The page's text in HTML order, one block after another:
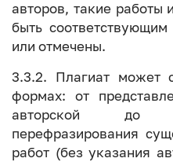
авторов, такие
быть
или отмечены.
3.3.2. Плагиат может
формах: от
авторской до
перефразирования
работ (без указания